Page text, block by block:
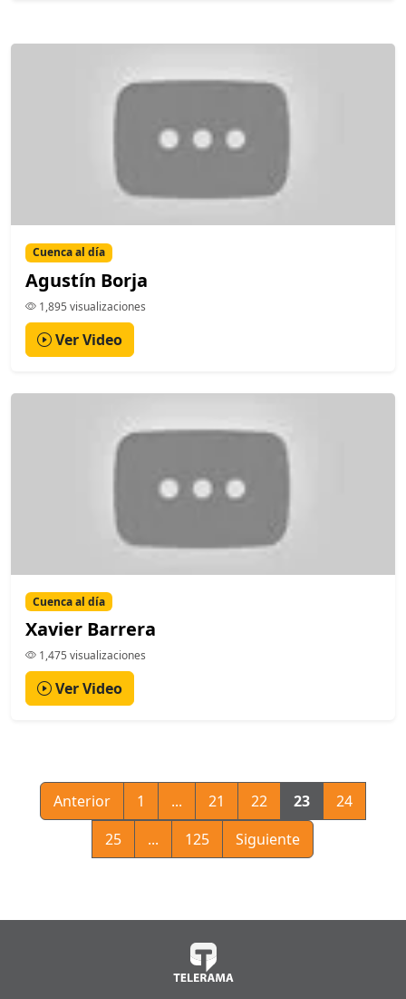
Cuenca al día
Agustín Borja
1,895 visualizaciones
Ver Video
Cuenca al día
Xavier Barrera
1,475 visualizaciones
Ver Video
Anterior 1 ... 21 22 23
24
25
... 125 Siguiente